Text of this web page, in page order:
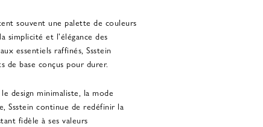
souvent une palette de couleurs
simplicité et l'élégance des
essentiels raffinés, Ssstein
de base conçus pour durer.
design minimaliste, la mode
Ssstein continue de redéfinir la
fidèle à ses valeurs